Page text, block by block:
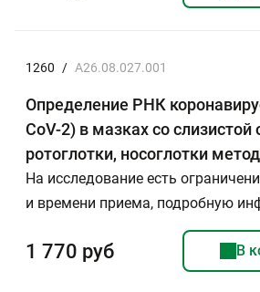
1260 / A26.08.027.001
Определение РНК
CoV-2) в мазках со слизистой
ротоглотки, носоглотки
На исследование есть
и времени приема, подробную
1 770 руб В